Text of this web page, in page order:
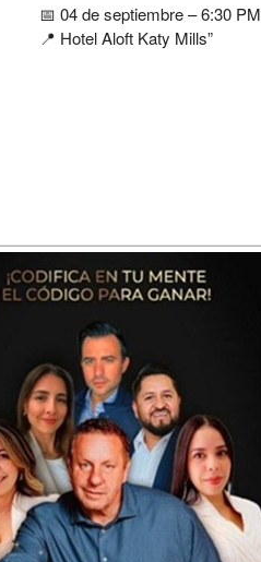
📅 04 de septiembre – 6:30 PM
📍 Hotel Aloft Katy Mills”